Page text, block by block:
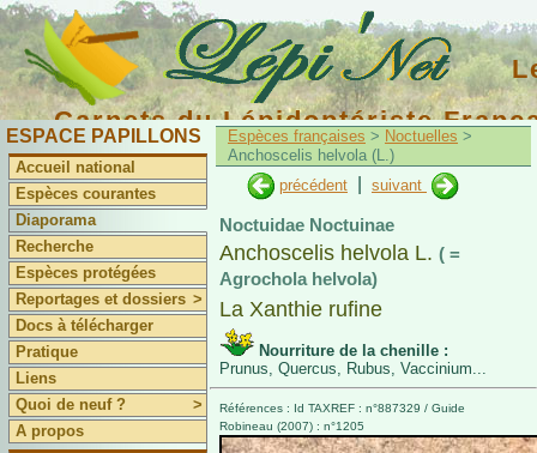
Carnets du Lépidoptériste
ESPACE PAPILLONS
Accueil national
Espèces courantes
Diaporama
Recherche
Espèces protégées
Reportages et dossiers >
Docs à télécharger
Pratique
Liens
Quoi de neuf ?
>
A propos
Espèces françaises > Noctuelles >
Anchoscelis helvola (L.)
précédent
suivant
Noctuidae Noctuinae
Anchoscelis helvola L. ( =
Agrochola helvola)
La Xanthie rufine
Nourriture de la chenille :
Prunus, Quercus, Rubus, Vaccinium...
Références : Id TAXREF : n°887329 / Guide
Robineau (2007) : n°1205